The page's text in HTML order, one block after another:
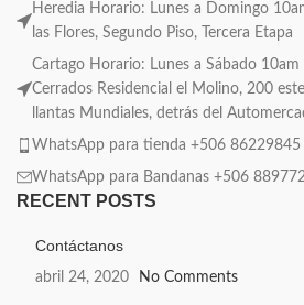
Heredia Horario: Lunes a Domingo
las Flores, Segundo Piso, Tercera Etapa
Cartago Horario: Lunes a Sábado
Cerrados Residencial el Molino, 200
llantas Mundiales, detrás del
WhatsApp para tienda +506 86229845
WhatsApp para Bandanas +506
RECENT POSTS
Contáctanos
abril 24, 2020 No Comments